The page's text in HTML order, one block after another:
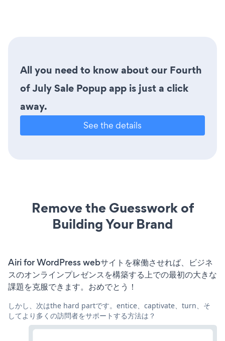
All you need to know about our Fourth
of July Sale Popup app is just a click
away.
See the details
Remove the Guesswork of
Building Your Brand
Airi for WordPress webサイトを稼働させれば、ビジネ
スのオンラインプレゼンスを構築する上での最初の大きな
課題を克服できます。おめでとう！
しかし、次はthe hard partです。entice、captivate、turn、そ
してより多くの訪問者をサポートする方法は？